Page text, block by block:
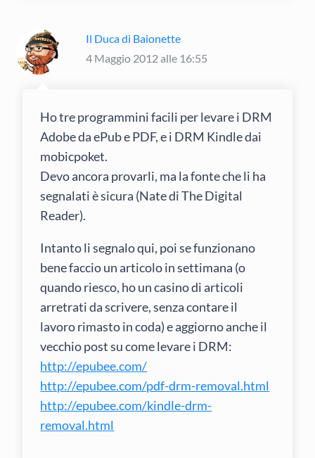
Il Duca di Baionette
4 Maggio 2012 alle 16:55
Ho tre programmini facili per levare i DRM
Adobe da ePub e PDF, e i DRM Kindle dai
mobicpoket.
Devo ancora provarli, ma la fonte che li ha
segnalati è sicura (Nate di The Digital
Reader).
Intanto li segnalo qui, poi se funzionano
bene faccio un articolo in settimana (o
quando riesco, ho un casino di articoli
arretrati da scrivere, senza contare il
lavoro rimasto in coda) e aggiorno anche il
vecchio post su come levare i DRM:
http://epubee.com/
http://epubee.com/pdf-drm-removal.html
http://epubee.com/kindle-drm-
removal.html